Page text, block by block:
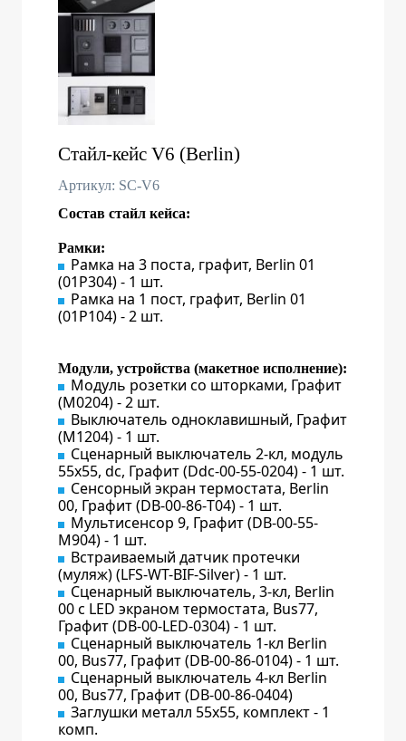
Стайл-кейс V6 (Berlin)
Артикул: SC-V6
Состав стайл кейса:
Рамки:
Рамка на 3 поста, графит, Berlin 01
(01P304) - 1 шт.
Рамка на 1 пост, графит, Berlin 01
(01P104) - 2 шт.
Модули, устройства (макетное исполнение):
Модуль розетки со шторками, Графит
(M0204) - 2 шт.
Выключатель одноклавишный, Графит
(M1204) - 1 шт.
Сценарный выключатель 2-кл, модуль
55х55, dc, Графит (Ddc-00-55-0204) - 1 шт.
Сенсорный экран термостата, Berlin
00, Графит (DB-00-86-Т04) - 1 шт.
Мультисенсор 9, Графит (DB-00-55-
M904) - 1 шт.
Встраиваемый датчик протечки
(муляж) (LFS-WT-BIF-Silver) - 1 шт.
Сценарный выключатель, 3-кл, Berlin
00 с LED экраном термостата, Bus77,
Графит (DB-00-LED-0304) - 1 шт.
Сценарный выключатель 1-кл Berlin
00, Bus77, Графит (DB-00-86-0104) - 1 шт.
Сценарный выключатель 4-кл Berlin
00, Bus77, Графит (DB-00-86-0404)
Заглушки металл 55х55, комплект - 1
комп.